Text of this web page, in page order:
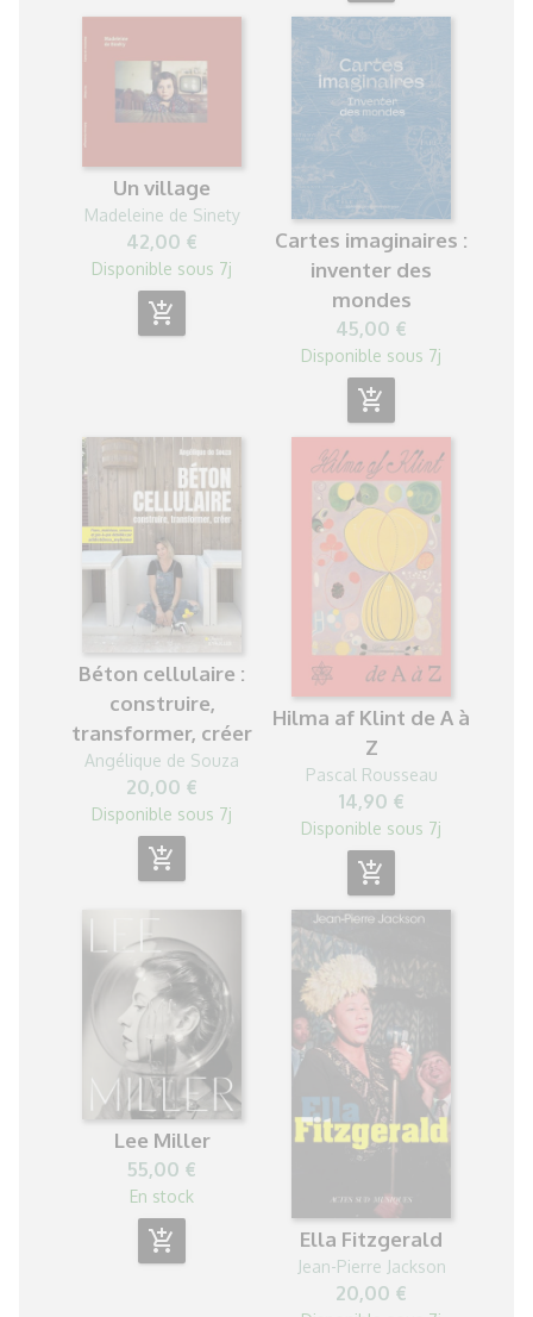
Un village
Madeleine de Sinety
42,00 €
Disponible sous 7j
add_shopping_cart
Cartes imaginaires :
inventer des
mondes
45,00 €
Disponible sous 7j
add_shopping_cart
Béton cellulaire :
construire,
transformer, créer
Angélique de Souza
20,00 €
Disponible sous 7j
add_shopping_cart
Hilma af Klint de A à
Z
Pascal Rousseau
14,90 €
Disponible sous 7j
add_shopping_cart
Lee Miller
55,00 €
En stock
add_shopping_cart Ella Fitzgerald
Jean-Pierre Jackson
20,00 €